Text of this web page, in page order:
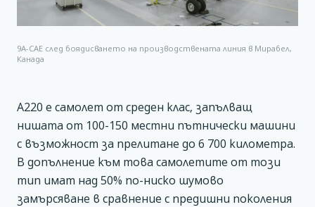
9A-CAE след боядисването на производствената линия в Мирабел,
Канада
А220 е самолет от среден клас, запълващ
нишата от 100-150 местни пътнически машини
с възможност за прелитане до 6 700 километра.
В допълнение към това самолетите от този
тип имат над 50% по-ниско шумово
замърсяване в сравнение с предишни поколения